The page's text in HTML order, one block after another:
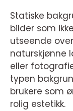
Statiske
bilder som
utseende
naturskjønne
eller
typen
brukere som
rolig estetikk.